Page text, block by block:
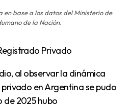
en base a los datos del Ministerio de
de la Nación.
Privado
en Argentina se pudo
de 2025 hubo